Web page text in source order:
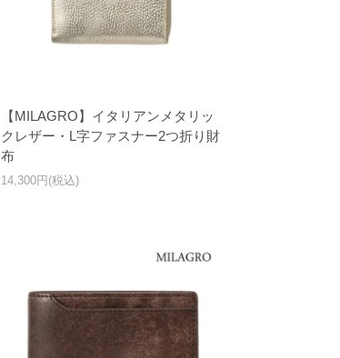
【MILAGRO】イタリアンメタリッ
クレザー・L字ファスナー2つ折り財
布
14,300円(税込)